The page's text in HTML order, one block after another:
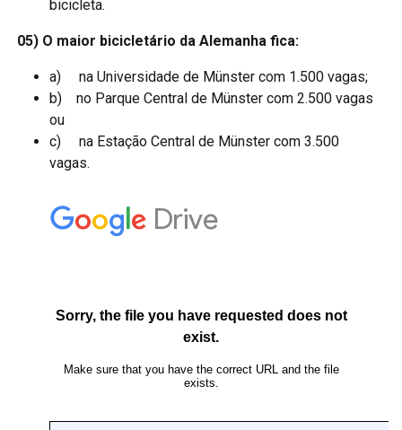
bicicleta.
05) O maior bicicletário da Alemanha fica:
a) na Universidade de Münster com 1.500 vagas;
b) no Parque Central de Münster com 2.500 vagas
ou
c) na Estação Central de Münster com 3.500
vagas.